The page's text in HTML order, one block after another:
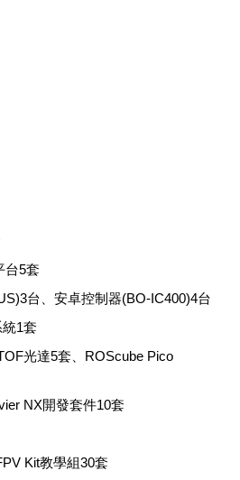
台5套
台、安卓控制器(BO-IC400)4台
1套
光達5套、ROScube Pico
NX開發套件10套
Kit教學組30套